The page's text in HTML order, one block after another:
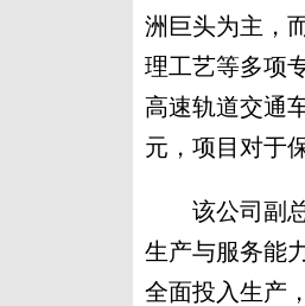
洲巨头为主，
理工艺等多项
高速轨道交通
元，项目对于
该公司副总
生产与服务能
全面投入生产